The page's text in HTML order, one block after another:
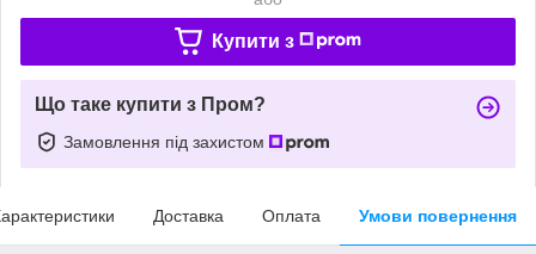
Купити з
Що таке купити з Пром?
Замовлення під захистом
Доставка Оплата Умови повернення